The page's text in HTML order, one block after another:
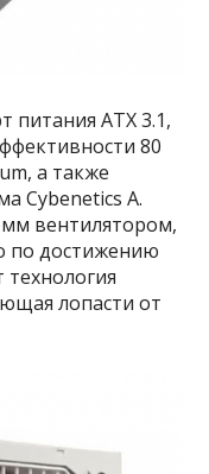
питания ATX 3.1,
80
а также
Cybenetics A.
вентилятором,
по достижению
технология
лопасти от